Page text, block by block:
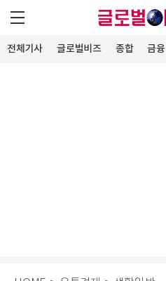
전체기사 글로벌비즈 종합 금융